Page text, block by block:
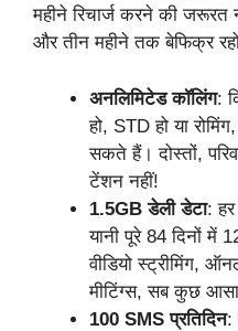
महीने रिचार्ज करने की जरूरत
और तीन महीने तक बेफिक्र
अनलिमिटेड कॉलिंग:
हो, STD हो या
सकते हैं। दोस्तों,
टेंशन नहीं!
1.5GB डेली डेटा:
यानी पूरे 84 दिनों में
वीडियो स्ट्रीमिंग,
मीटिंग्स, सब कुछ
100 SMS प्रतिदिन: